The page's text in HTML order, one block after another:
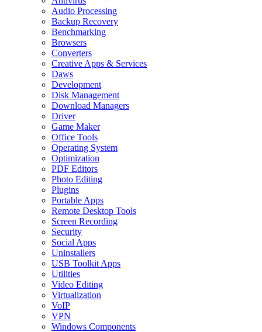
Audio Processing
Backup Recovery
Benchmarking
Browsers
Converters
Creative Apps & Services
Daws
Development
Disk Management
Download Managers
Driver
Game Maker
Office Tools
Operating System
Optimization
PDF Editors
Photo Editing
Plugins
Portable Apps
Remote Desktop Tools
Screen Recording
Security
Social Apps
Uninstallers
USB Toolkit Apps
Utilities
Video Editing
Virtualization
VoIP
VPN
Windows Components